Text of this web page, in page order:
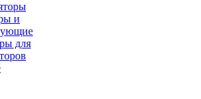
и
для